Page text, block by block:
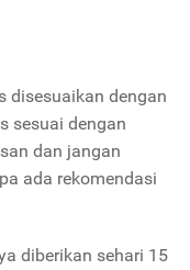
disesuaikan dengan
sesuai dengan
dan jangan
ada rekomendasi
diberikan sehari 15